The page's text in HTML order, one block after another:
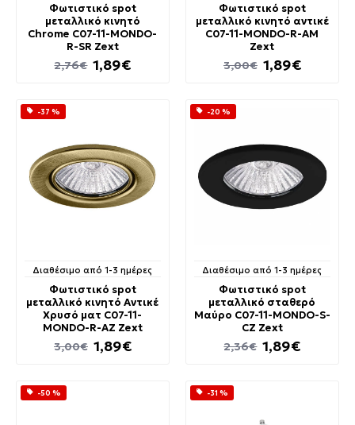
Φωτιστικό spot
μεταλλικό κινητό
Chrome C07-11-MONDO-
R-SR Zext
1,89€
2,76€
Φωτιστικό spot
μεταλλικό κινητό αντικέ
C07-11-MONDO-R-ΑΜ
Zext
1,89€
3,00€
-37 %
Διαθέσιμο από 1-3 ημέρες
Φωτιστικό spot
μεταλλικό κινητό Αντικέ
Χρυσό ματ C07-11-
MONDO-R-AZ Zext
1,89€
3,00€
-20 %
Διαθέσιμο από 1-3 ημέρες
Φωτιστικό spot
μεταλλικό σταθερό
Μαύρο C07-11-MONDO-S-
CZ Zext
1,89€
2,36€
-50 % -31 %